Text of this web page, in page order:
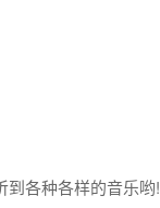
到各种各样的音乐哟!